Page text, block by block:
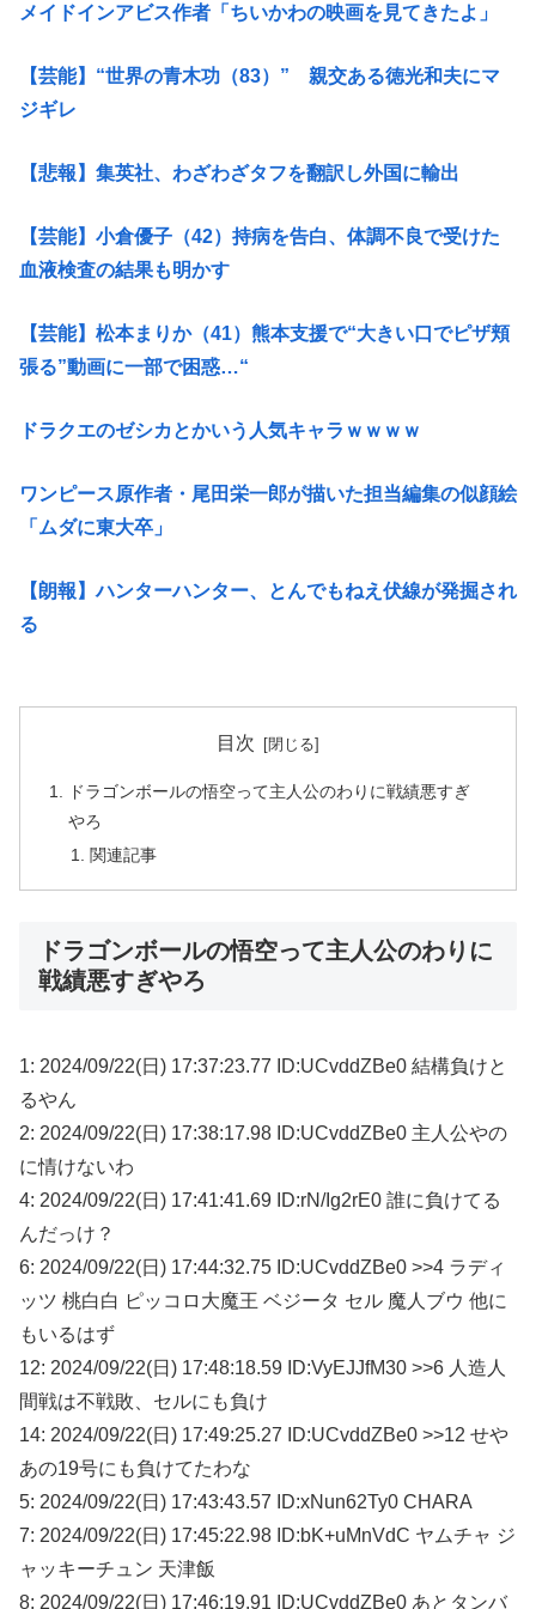
メイドインアビス作者「ちいかわの映画を見てきたよ」
【芸能】“世界の青木功（83）” 親交ある徳光和夫にマ
ジギレ
【悲報】集英社、わざわざタフを翻訳し外国に輸出
【芸能】小倉優子（42）持病を告白、体調不良で受けた
血液検査の結果も明かす
【芸能】松本まりか（41）熊本支援で“大きい口でピザ頬
張る”動画に一部で困惑…“
ドラクエのゼシカとかいう人気キャラｗｗｗｗ
ワンピース原作者・尾田栄一郎が描いた担当編集の似顔絵
「ムダに東大卒」
【朗報】ハンターハンター、とんでもねえ伏線が発掘され
る
目次
ドラゴンボールの悟空って主人公のわりに戦績悪すぎ
やろ
関連記事
ドラゴンボールの悟空って主人公のわりに
戦績悪すぎやろ
1: 2024/09/22(日) 17:37:23.77 ID:UCvddZBe0 結構負けと
るやん
2: 2024/09/22(日) 17:38:17.98 ID:UCvddZBe0 主人公やの
に情けないわ
4: 2024/09/22(日) 17:41:41.69 ID:rN/Ig2rE0 誰に負けてる
んだっけ？
6: 2024/09/22(日) 17:44:32.75 ID:UCvddZBe0 >>4 ラディ
ッツ 桃白白 ピッコロ大魔王 ベジータ セル 魔人ブウ 他に
もいるはず
12: 2024/09/22(日) 17:48:18.59 ID:VyEJJfM30 >>6 人造人
間戦は不戦敗、セルにも負け
14: 2024/09/22(日) 17:49:25.27 ID:UCvddZBe0 >>12 せや
あの19号にも負けてたわな
5: 2024/09/22(日) 17:43:43.57 ID:xNun62Ty0 CHARA
7: 2024/09/22(日) 17:45:22.98 ID:bK+uMnVdC ヤムチャ ジ
ャッキーチュン 天津飯
8: 2024/09/22(日) 17:46:19.91 ID:UCvddZBe0 あとタンバ